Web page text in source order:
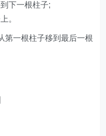
下一根柱子;
。
第一根柱子移到最后一根